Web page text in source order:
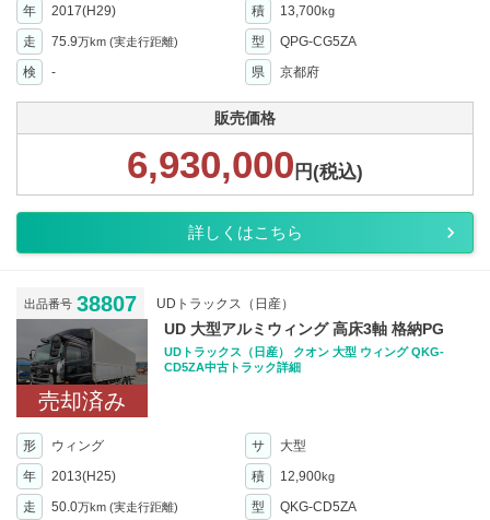
年 2017(H29) 積 13,700kg
走 75.9万km (実走行距離) 型
QPG-CG5ZA
検
- 県 京都府
販売価格
6,930,000 円(税込)
詳しくはこちら
出品番号 38807 UDトラックス（日産）
売却済み
UD 大型アルミウィング 高床3軸 格納PG
UDトラックス（日産） クオン 大型 ウィング QKG-
CD5ZA中古トラック詳細
形 ウィング サ
大型
年
2013(H25) 積 12,900kg
走 50.0万km (実走行距離) 型
QKG-CD5ZA